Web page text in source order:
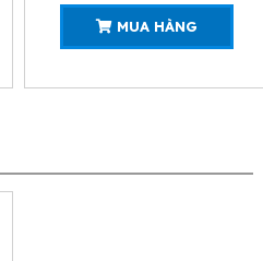
MUA HÀNG